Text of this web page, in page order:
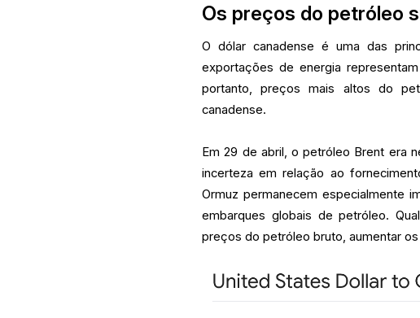
Os preços do petróleo
O dólar canadense é uma das
exportações de energia
portanto, preços mais altos do
canadense.
Em 29 de abril, o petróleo Brent era
incerteza em relação ao
Ormuz permanecem especialmente
embarques globais de petróleo.
preços do petróleo bruto, aumentar